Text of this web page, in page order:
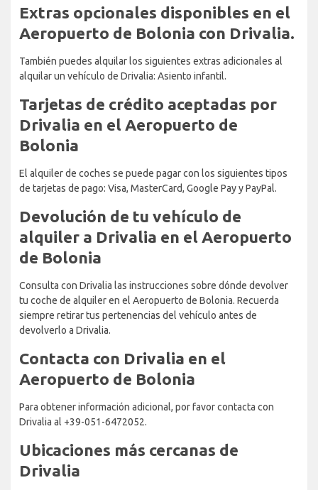
Extras opcionales disponibles en el
Aeropuerto de Bolonia con Drivalia.
También puedes alquilar los siguientes extras adicionales al
alquilar un vehículo de Drivalia: Asiento infantil.
Tarjetas de crédito aceptadas por
Drivalia en el Aeropuerto de
Bolonia
El alquiler de coches se puede pagar con los siguientes tipos
de tarjetas de pago: Visa, MasterCard, Google Pay y PayPal.
Devolución de tu vehículo de
alquiler a Drivalia en el Aeropuerto
de Bolonia
Consulta con Drivalia las instrucciones sobre dónde devolver
tu coche de alquiler en el Aeropuerto de Bolonia. Recuerda
siempre retirar tus pertenencias del vehículo antes de
devolverlo a Drivalia.
Contacta con Drivalia en el
Aeropuerto de Bolonia
Para obtener información adicional, por favor contacta con
Drivalia al +39-051-6472052.
Ubicaciones más cercanas de
Drivalia